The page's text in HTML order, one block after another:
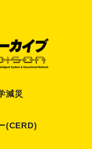
減災
(CERD)